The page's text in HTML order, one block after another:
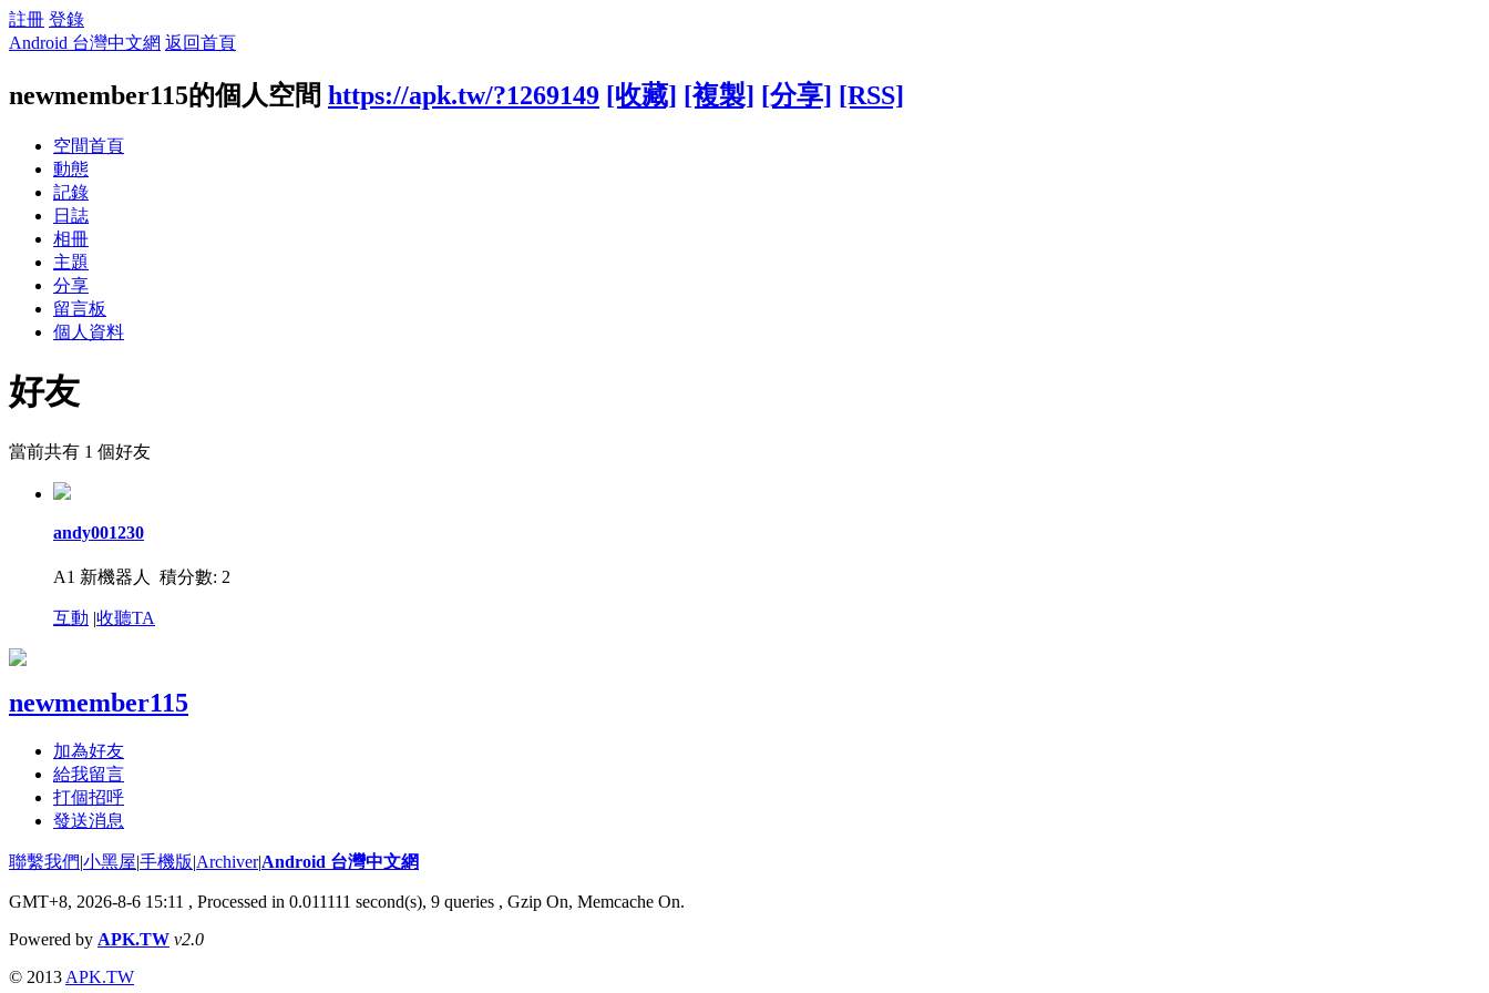
註冊 登錄
Android 台灣中文網 返回首頁
newmember115的個人空間 https://apk.tw/?1269149 [收藏] [複製] [分享] [RSS]
空間首頁
動態
記錄
日誌
相冊
主題
分享
留言板
個人資料
好友
當前共有 1 個好友
andy001230
A1 新機器人 積分數: 2
互動 |收聽TA
newmember115
加為好友
給我留言
打個招呼
發送消息
聯繫我們|小黑屋|手機版|Archiver|Android 台灣中文網
GMT+8, 2026-8-6 15:11 , Processed in 0.011111 second(s), 9 queries , Gzip On, Memcache On.
Powered by APK.TW v2.0
© 2013 APK.TW